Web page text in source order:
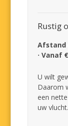
Rustig
Afstand
· Vanaf
U wilt
Daarom
een
uw vlucht.